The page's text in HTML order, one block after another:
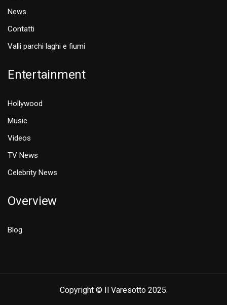
News
Contatti
Valli parchi laghi e fiumi
Entertainment
Hollywood
Music
Videos
TV News
Celebrity News
Overview
Blog
Copyright © Il Varesotto 2025.